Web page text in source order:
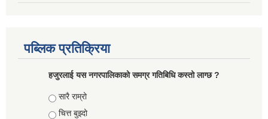
पब्लिक प्रतिक्रिया
हजुरलाई यस नगरपालिकाको समग्र गतिबिधि कस्तो लाग्छ ?
Choices
सारै राम्रो
चित्त बुझ्दो